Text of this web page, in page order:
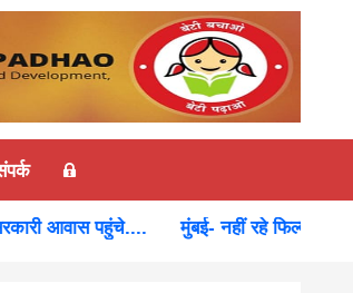
आवास पहुंचे.... मुंबई- नहीं रहे फिल्म अभिनेता